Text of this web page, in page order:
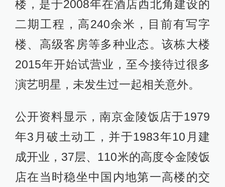
楼，是于2008年在酒店西北角建设的
二期工程，高240余米，目前有写字
楼、高级客房等多种业态。该栋大楼
2015年开始试营业，至今接待过很多
演艺明星，未发生过一起相关意外。
公开资料显示，南京金陵饭店于1979
年3月破土动工，并于1983年10月建
成开业，37层、110米的高度令金陵饭
店在当时稳坐中国内地第一高楼的交